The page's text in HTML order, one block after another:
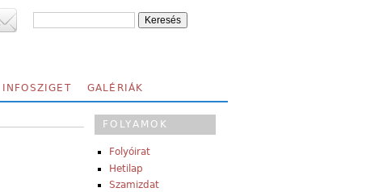
INFOSZIGET GALÉRIÁK
FOLYAMOK
Folyóirat
Hetilap
Szamizdat